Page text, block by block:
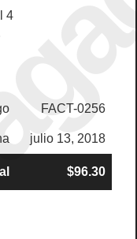
4
FACT-0256
julio 13, 2018
$96.30